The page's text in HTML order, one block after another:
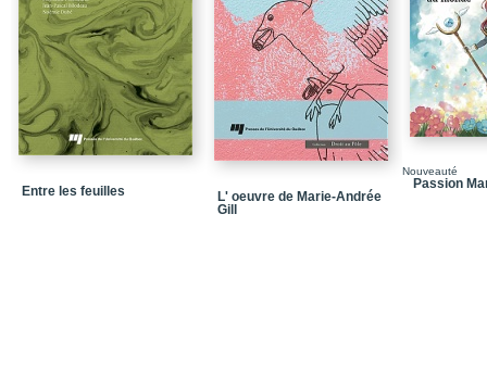
Entre les feuilles
L' oeuvre de Marie-Andrée
Gill
Nouveauté
Passion